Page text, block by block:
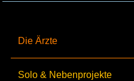
Die Ärzte
Solo & Nebenprojekte